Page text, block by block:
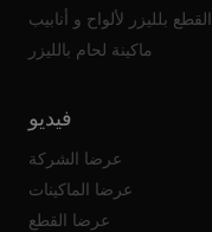
بلليزر لألواح و أنابيب
ماكينة لحام بالليزر
فيديو
عرضا الشركة
عرضا الماكينات
عرضا القطع